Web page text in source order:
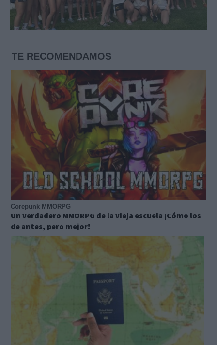
TE RECOMENDAMOS
Corepunk MMORPG
Un verdadero MMORPG de la vieja escuela ¡Cómo los
de antes, pero mejor!